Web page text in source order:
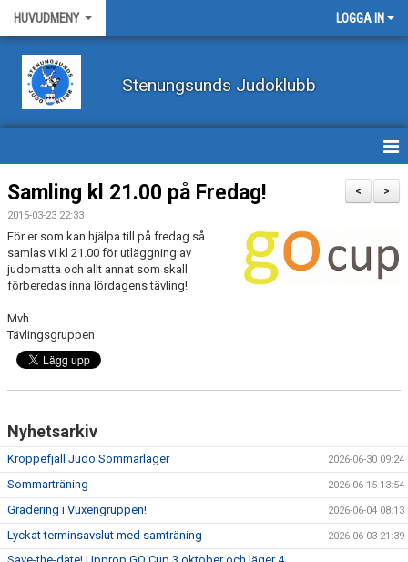
HUVUDMENY LOGGA IN
Stenungsunds Judoklubb
HEM
FÖRBUNDSNYHETER
BILDER
BLI MEDLEM
>
<
Samling kl 21.00 på Fredag!
2015-03-23 22:33
För er som kan hjälpa till på fredag så
samlas vi kl 21.00 för utläggning av
judomatta och allt annat som skall
förberedas inna lördagens tävling!
Mvh
Tävlingsgruppen
Nyhetsarkiv
Kroppefjäll Judo Sommarläger 2026-06-30 09:24
Sommarträning 2026-06-15 13:54
Gradering i Vuxengruppen! 2026-06-04 08:13
Lyckat terminsavslut med samträning 2026-06-03 21:39